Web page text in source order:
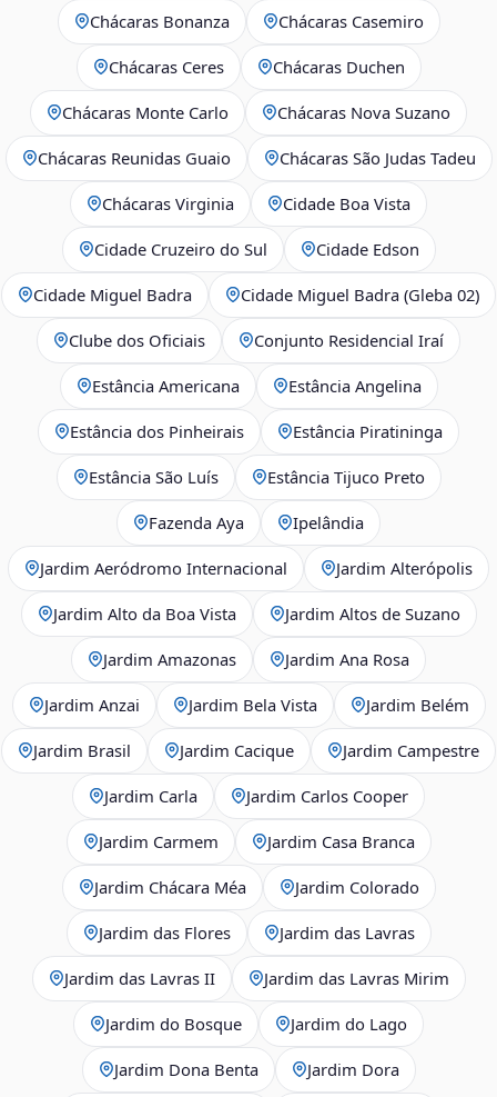
Chácaras Bonanza Chácaras Casemiro
Chácaras Ceres Chácaras Duchen
Chácaras Monte Carlo Chácaras Nova Suzano
Chácaras Reunidas Guaio Chácaras São Judas Tadeu
Chácaras Virginia Cidade Boa Vista
Cidade Cruzeiro do Sul Cidade Edson
Cidade Miguel Badra Cidade Miguel Badra (Gleba 02)
Clube dos Oficiais Conjunto Residencial Iraí
Estância Americana Estância Angelina
Estância dos Pinheirais Estância Piratininga
Estância São Luís Estância Tijuco Preto
Fazenda Aya Ipelândia
Jardim Aeródromo Internacional Jardim Alterópolis
Jardim Alto da Boa Vista Jardim Altos de Suzano
Jardim Amazonas Jardim Ana Rosa
Jardim Anzai Jardim Bela Vista Jardim Belém
Jardim Brasil Jardim Cacique Jardim Campestre
Jardim Carla Jardim Carlos Cooper
Jardim Carmem Jardim Casa Branca
Jardim Chácara Méa Jardim Colorado
Jardim das Flores Jardim das Lavras
Jardim das Lavras II Jardim das Lavras Mirim
Jardim do Bosque Jardim do Lago
Jardim Dona Benta Jardim Dora